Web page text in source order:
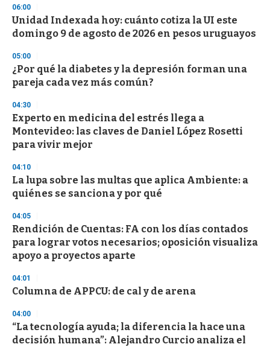
s
e
c
o
d
06:00
Unidad Indexada hoy: cuánto cotiza la UI este
domingo 9 de agosto de 2026 en pesos uruguayos
05:00
¿Por qué la diabetes y la depresión forman una
pareja cada vez más común?
04:30
Experto en medicina del estrés llega a
Montevideo: las claves de Daniel López Rosetti
para vivir mejor
04:10
La lupa sobre las multas que aplica Ambiente: a
quiénes se sanciona y por qué
04:05
Rendición de Cuentas: FA con los días contados
para lograr votos necesarios; oposición visualiza
apoyo a proyectos aparte
04:01
Columna de APPCU: de cal y de arena
04:00
“La tecnología ayuda; la diferencia la hace una
decisión humana”: Alejandro Curcio analiza el